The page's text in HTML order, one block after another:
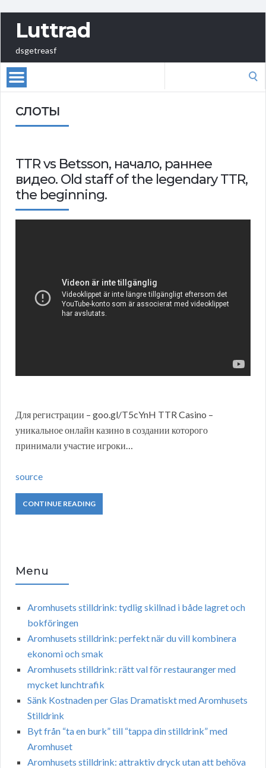
Luttrad
dsgetreasf
слоты
TTR vs Betsson, начало, раннее
видео. Old staff of the legendary TTR,
the beginning.
Для регистрации – goo.gl/T5cYnH TTR Casino –
уникальное онлайн казино в создании которого
принимали участие игроки…
source
CONTINUE READING
Menu
Aromhusets stilldrink: tydlig skillnad i både lagret och
bokföringen
Aromhusets stilldrink: perfekt när du vill kombinera
ekonomi och smak
Aromhusets stilldrink: rätt val för restauranger med
mycket lunchtrafik
Sänk Kostnaden per Glas Dramatiskt med Aromhusets
Stilldrink
Byt från “ta en burk” till “tappa din stilldrink” med
Aromhuset
Aromhusets stilldrink: attraktiv dryck utan att behöva